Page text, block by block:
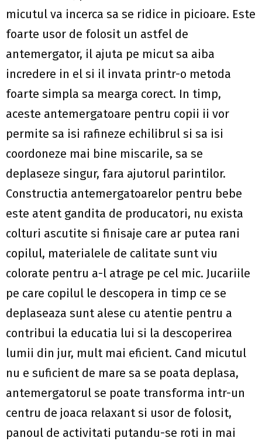
micutul va incerca sa se ridice in picioare. Este
foarte usor de folosit un astfel de
antemergator, il ajuta pe micut sa aiba
incredere in el si il invata printr-o metoda
foarte simpla sa mearga corect. In timp,
aceste antemergatoare pentru copii ii vor
permite sa isi rafineze echilibrul si sa isi
coordoneze mai bine miscarile, sa se
deplaseze singur, fara ajutorul parintilor.
Constructia antemergatoarelor pentru bebe
este atent gandita de producatori, nu exista
colturi ascutite si finisaje care ar putea rani
copilul, materialele de calitate sunt viu
colorate pentru a-l atrage pe cel mic. Jucariile
pe care copilul le descopera in timp ce se
deplaseaza sunt alese cu atentie pentru a
contribui la educatia lui si la descoperirea
lumii din jur, mult mai eficient. Cand micutul
nu e suficient de mare sa se poata deplasa,
antemergatorul se poate transforma intr-un
centru de joaca relaxant si usor de folosit,
panoul de activitati putandu-se roti in mai